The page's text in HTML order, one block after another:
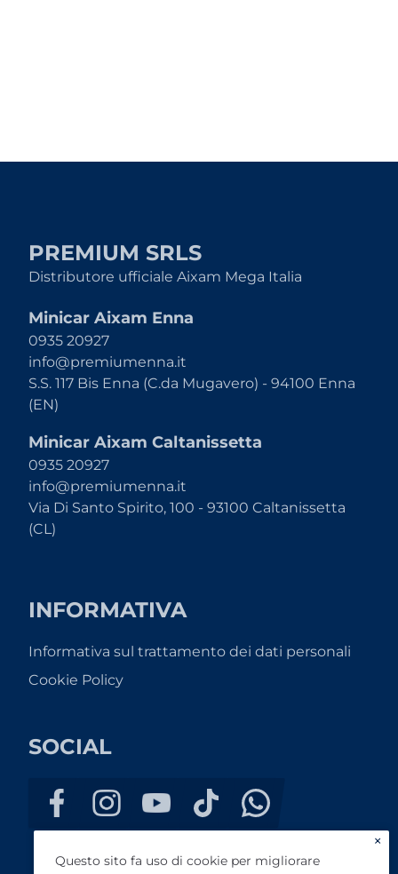
PREMIUM SRLS
Distributore ufficiale Aixam Mega Italia
Minicar Aixam Enna
0935 20927
info@premiumenna.it
S.S. 117 Bis Enna (C.da Mugavero) - 94100 Enna
(EN)
Minicar Aixam Caltanissetta
0935 20927
info@premiumenna.it
Via Di Santo Spirito, 100 - 93100 Caltanissetta
(CL)
INFORMATIVA
Informativa sul trattamento dei dati personali
Cookie Policy
SOCIAL
×
Questo sito fa uso di cookie per migliorare